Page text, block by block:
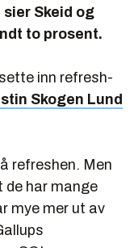
Skeid og
to prosent.
inn refresh-
Skogen Lund
refreshen. Men
de har mange
mye mer ut av